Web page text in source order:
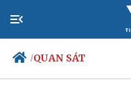
/QUAN SÁT